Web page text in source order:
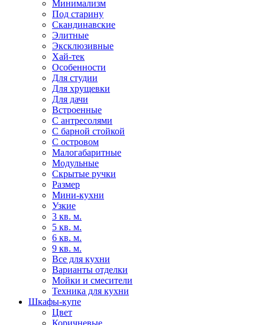
Минимализм
Под старину
Скандинавские
Элитные
Эксклюзивные
Хай-тек
Особенности
Для студии
Для хрущевки
Для дачи
Встроенные
С антресолями
С барной стойкой
С островом
Малогабаритные
Модульные
Скрытые ручки
Размер
Мини-кухни
Узкие
3 кв. м.
5 кв. м.
6 кв. м.
9 кв. м.
Все для кухни
Варианты отделки
Мойки и смесители
Техника для кухни
Шкафы-купе
Цвет
Коричневые